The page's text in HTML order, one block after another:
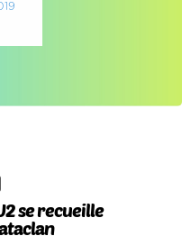
se recueille